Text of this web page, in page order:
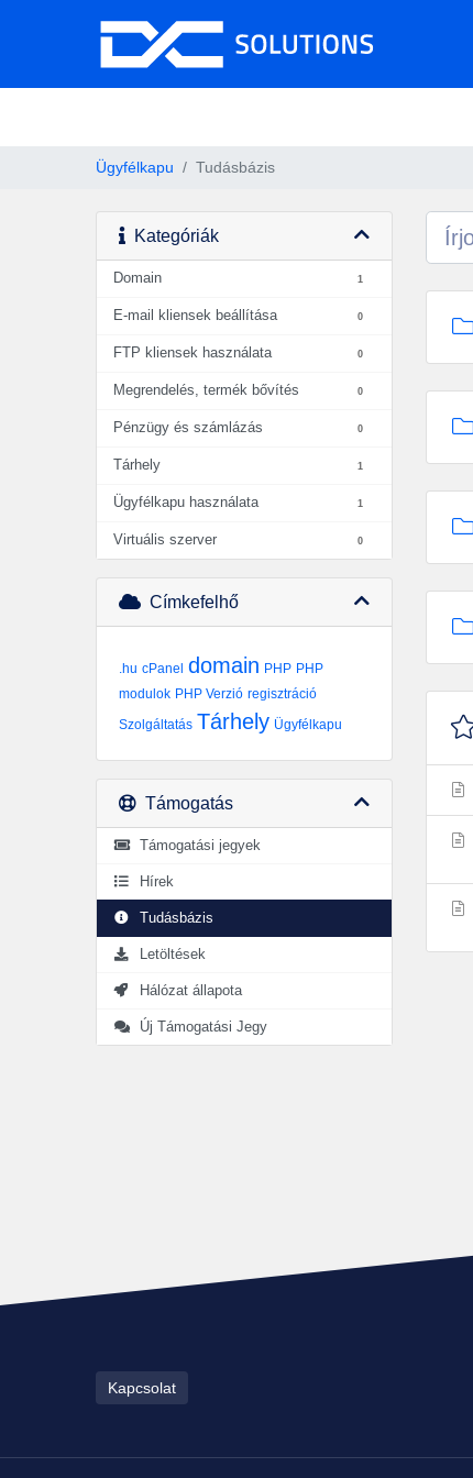
Ügyfélkapu Tudásbázis
Kategóriák
1
Domain
0
E-mail kliensek beállítása
0
FTP kliensek használata
0
Megrendelés, termék bővítés
0
Pénzügy és számlázás
1
Tárhely
1
Ügyfélkapu használata
0
Virtuális szerver
Címkefelhő
.hu cPanel domain PHP PHP
modulok PHP Verzió regisztráció
Szolgáltatás Tárhely Ügyfélkapu
Támogatás
Támogatási jegyek
Hírek
Tudásbázis
Letöltések
Hálózat állapota
Új Támogatási Jegy
Kapcsolat